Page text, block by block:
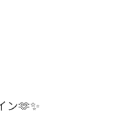
ン‎🫶✨